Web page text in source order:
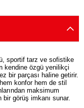
sportif tarz ve sofistike
kendine özgü yenilikçi
bir parçası haline getirir.
konfor hem de stil
maksimum
görüş imkanı sunar.